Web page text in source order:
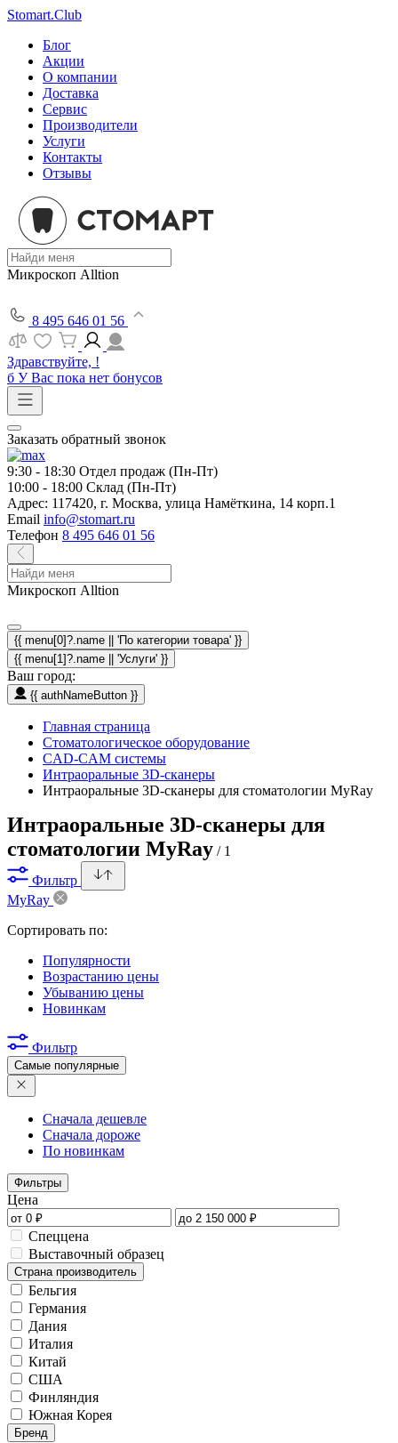
Stomart.Club
Блог
Акции
О компании
Доставка
Сервис
Производители
Услуги
Контакты
Отзывы
Микроскоп Alltion
8 495 646 01 56
Здравствуйте, !
б У Вас пока нет бонусов
Заказать обратный звонок
9:30 - 18:30 Отдел продаж (Пн-Пт)
10:00 - 18:00 Склад (Пн-Пт)
Адрес: 117420, г. Москва, улица Намёткина, 14 корп.1
Email info@stomart.ru
Телефон 8 495 646 01 56
Микроскоп Alltion
{{ menu[0]?.name || 'По категории товара' }}
{{ menu[1]?.name || 'Услуги' }}
Ваш город:
{{ authNameButton }}
Главная страница
Стоматологическое оборудование
CAD-CAM системы
Интраоральные 3D-сканеры
Интраоральные 3D-сканеры для стоматологии MyRay
Интраоральные 3D-сканеры для
стоматологии MyRay / 1
Фильтр
MyRay
Сортировать по:
Популярности
Возрастанию цены
Убыванию цены
Новинкам
Фильтр
Самые популярные
Сначала дешевле
Сначала дороже
По новинкам
Фильтры
Цена
Спеццена
Выставочный образец
Страна производитель
Бельгия
Германия
Дания
Италия
Китай
США
Финляндия
Южная Корея
Бренд